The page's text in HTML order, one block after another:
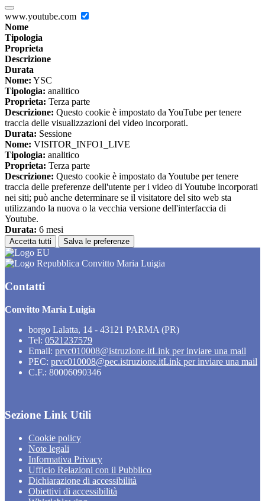
www.youtube.com
Nome
Tipologia
Proprieta
Descrizione
Durata
Nome: YSC
Tipologia: analitico
Proprieta: Terza parte
Descrizione: Questo cookie è impostato da YouTube per tenere
traccia delle visualizzazioni dei video incorporati.
Durata: Sessione
Nome: VISITOR_INFO1_LIVE
Tipologia: analitico
Proprieta: Terza parte
Descrizione: Questo cookie è impostato da Youtube per tenere
traccia delle preferenze dell'utente per i video di Youtube incorporati
nei siti; può anche determinare se il visitatore del sito web sta
utilizzando la nuova o la vecchia versione dell'interfaccia di
Youtube.
Durata: 6 mesi
Accetta tutti Salva le preferenze
Convitto Maria Luigia
Contatti
Convitto Maria Luigia
borgo Lalatta, 14 - 43121 PARMA (PR)
Tel: 0521237579
Email: prvc010008@istruzione.itLink per inviare una mail
PEC: prvc010008@pec.istruzione.itLink per inviare una mail
C.F.: 80006090346
Sezione Link Utili
Cookie policy
Note legali
Informativa Privacy
Ufficio Relazioni con il Pubblico
Dichiarazione di accessibilità
Obiettivi di accessibilità